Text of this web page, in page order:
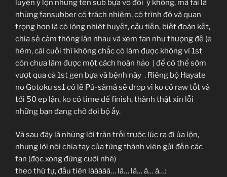
luyện ý lộn những tên sub bựa vô đối ý không, mà fải là
những fansubber có trách nhiệm, có trình độ và quan
trọng hơn là có lòng nhiệt huyết, cầu tiến, biết đoàn kết,
chia sẻ cảm thông lẫn nhau và xem fan như thượng đế (e
hèm, cái cuối thì không chắc có làm được không vì 1st
còn chưa làm được một cách hoàn hảo ) để có thể sớm
vượt qua cả 1st gen bựa và bệnh này . Riêng bộ Hayate
no Gotoku ss1 có lẽ Pú-sàmá sẽ drop vì ko có raw tốt và
tới 50 ep lận, ko có time để finish, thành thật xin lỗi
những bạn đang chờ đợi bộ ấy.
Và sau đây là những lời trăn trối trước lúc ra đi ủa lộn,
những lời nói chia tay của từng thành viên gửi đến các
fan (đọc xong đừng cười nhé)
theo thứ tự, đầu tiên lààààà… là… là… à… à…: